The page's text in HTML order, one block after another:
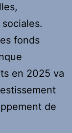
fonds
en 2025 va
de